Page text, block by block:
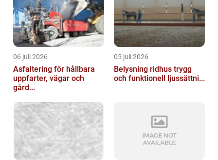
06 juli 2026
Asfaltering för hållbara
uppfarter, vägar och
gård...
05 juli 2026
Belysning ridhus trygg
och funktionell ljussättni...